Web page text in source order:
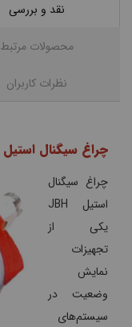
نقد و بررسی
محصولات مرتبط
نظرات کاربران
چراغ سیگنال استیل JBH
چراغ سیگنال
استیل JBH
یکی از
تجهیزات
نمایش
وضعیت در
سیستم‌های